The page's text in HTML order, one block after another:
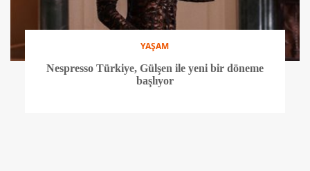
YAŞAM
Nespresso Türkiye, Gülşen ile yeni bir döneme
başlıyor